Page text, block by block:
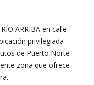
ARRIBA en calle
privilegiada
de Puerto Norte
zona que ofrece